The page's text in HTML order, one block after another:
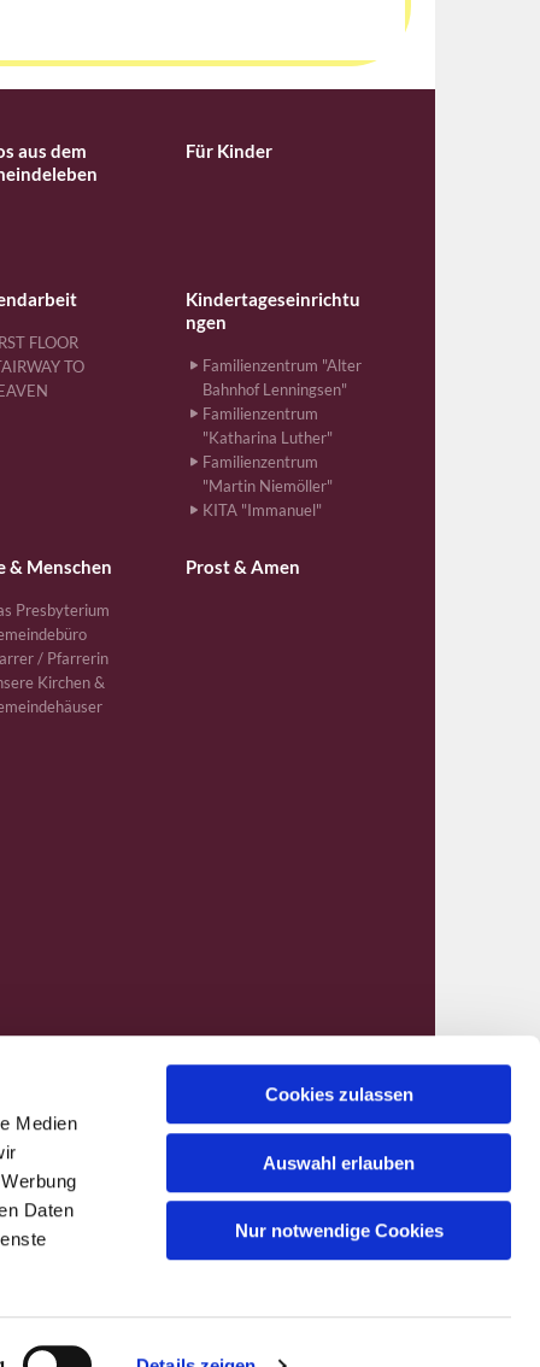
Medien
Daten
Cookies zulassen
Auswahl erlauben
Nur notwendige Cookies
aus dem
Für Kinder
FLOOR
TO
Kindertageseinrichtu
ngen
Familienzentrum "Alter
Bahnhof Lenningsen"
Familienzentrum
"Katharina Luther"
Familienzentrum
"Martin Niemöller"
KITA "Immanuel"
& Menschen
Presbyterium
/ Pfarrerin
Kirchen &
Prost & Amen
hamm.de